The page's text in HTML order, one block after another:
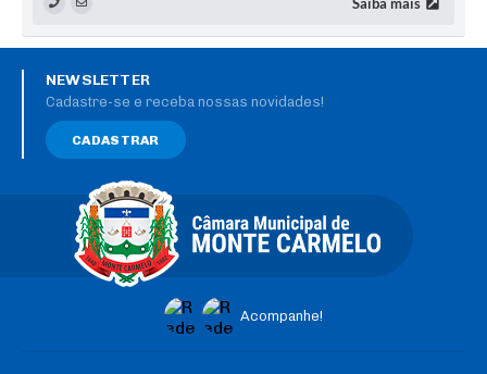
Acompanhe!
NEWSLETTER
Cadastre-se e receba nossas novidades!
CADASTRAR